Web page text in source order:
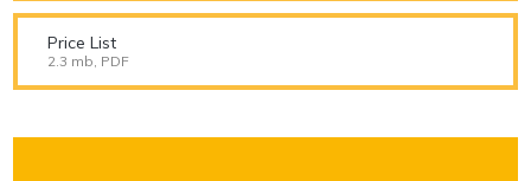
Price List
2.3 mb, PDF